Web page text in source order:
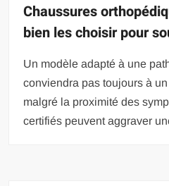
Chaussures
bien les choisir pour
Un modèle adapté à une
conviendra pas toujours à
malgré la proximité des
certifiés peuvent aggraver